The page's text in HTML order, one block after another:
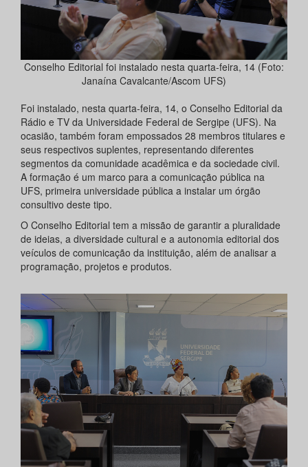
Conselho Editorial foi instalado nesta quarta-feira, 14 (Foto:
Janaína Cavalcante/Ascom UFS)
Foi instalado, nesta quarta-feira, 14, o Conselho Editorial da
Rádio e TV da Universidade Federal de Sergipe (UFS). Na
ocasião, também foram empossados 28 membros titulares e
seus respectivos suplentes, representando diferentes
segmentos da comunidade acadêmica e da sociedade civil.
A formação é um marco para a comunicação pública na
UFS, primeira universidade pública a instalar um órgão
consultivo deste tipo.
O Conselho Editorial tem a missão de garantir a pluralidade
de ideias, a diversidade cultural e a autonomia editorial dos
veículos de comunicação da instituição, além de analisar a
programação, projetos e produtos.